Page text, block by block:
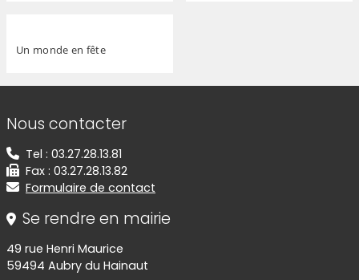
Un monde en fête
Informations de contact
Nous contacter
Tel : 03.27.28.13.81
Fax : 03.27.28.13.82
Formulaire de contact
Se rendre en mairie
49 rue Henri Maurice
59494 Aubry du Hainaut